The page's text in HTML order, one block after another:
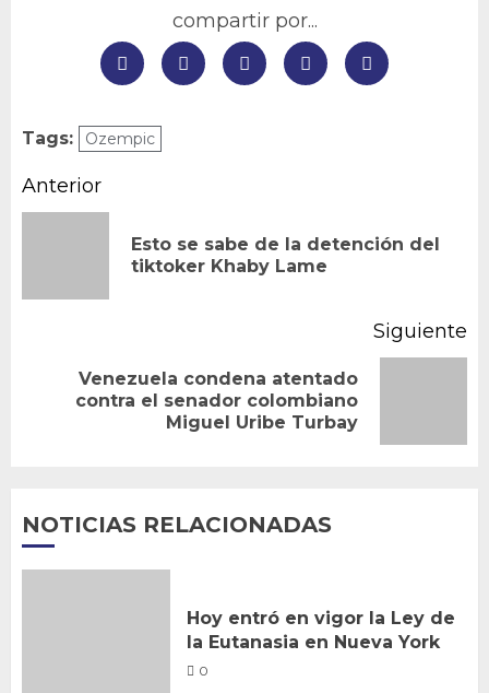
compartir por...
Tags: Ozempic
Navegación
entradas
Anterior
Esto se sabe de la detención del
tiktoker Khaby Lame
Siguiente
Siguiente
Venezuela condena atentado
contra el senador colombiano
Miguel Uribe Turbay
NOTICIAS RELACIONADAS
Hoy entró en vigor la Ley de
la Eutanasia en Nueva York
0